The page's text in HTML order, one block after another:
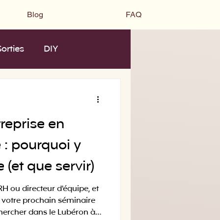
Blog FAQ
DIY
en
pourquoi y
que servir)
ou directeur d'équipe, et
prochain séminaire
dans le Lubéron à